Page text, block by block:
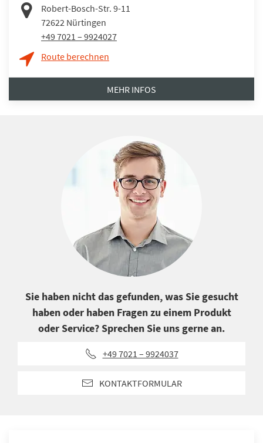
Robert-Bosch-Str. 9-11
72622 Nürtingen
+49 7021 – 9924027
Route berechnen
MEHR INFOS
Sie haben nicht das gefunden, was Sie gesucht
haben oder haben Fragen zu einem Produkt
oder Service? Sprechen Sie uns gerne an.
+49 7021 – 9924037
KONTAKTFORMULAR